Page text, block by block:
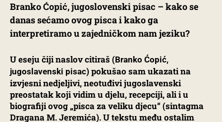
Branko Ćopić, jugoslovenski pisac – kako se
danas sećamo ovog pisca i kako ga
interpretiramo u zajedničkom nam jeziku?
U eseju čiji naslov citiraš (Branko Ćopić,
jugoslavenski pisac) pokušao sam ukazati na
izvjesni nedjeljivi, neotuđivi jugoslavenski
preostatak koji vidim u djelu, recepciji, ali i u
biografiji ovog „pisca za veliku djecu“ (sintagma
Dragana M. Jeremića). U tekstu među ostalim